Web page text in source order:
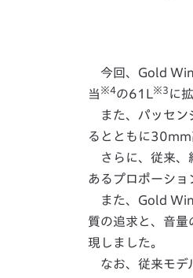
今回、Gold
当 ※4の61L ※3 に
また、パッセン
るとともに30mm
さらに、従来、
あるプロポーショ
また、Gold
質の追求と、音量
現しました。
なお、従来モデ